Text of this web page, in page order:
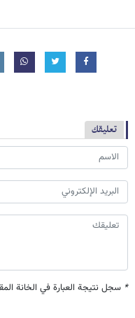
تعليقك
* سجل نتيجة العبارة في الخانة